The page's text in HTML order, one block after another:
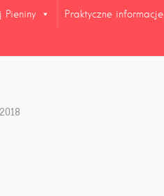
Pieniny Praktyczne informacje